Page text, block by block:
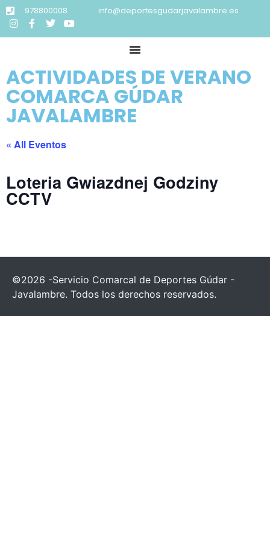
978800008 info@deportesgudarjavalambre.es
ACTIVIDADES DE VERANO
COMARCA GÚDAR
JAVALAMBRE
« All Eventos
Loteria Gwiazdnej Godziny
CCTV
©2026 -Servicio Comarcal de Deportes Gúdar -
Javalambre. Todos los derechos reservados.